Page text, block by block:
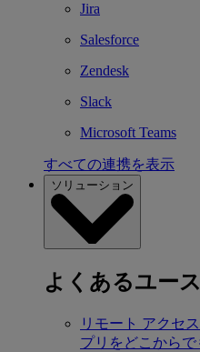
Jira
Salesforce
Zendesk
Slack
Microsoft Teams
すべての連携を表示
ソリューション
よくあるユー
リモート アクセ
プリをどこからで